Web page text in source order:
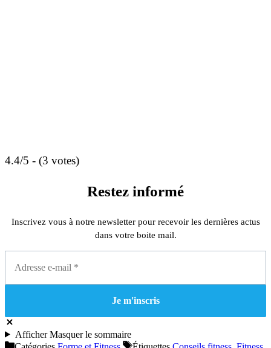
4.4/5 - (3 votes)
Restez informé
Inscrivez vous à notre newsletter pour recevoir les dernières actus
dans votre boite mail.
AfficherMasquerle sommaire